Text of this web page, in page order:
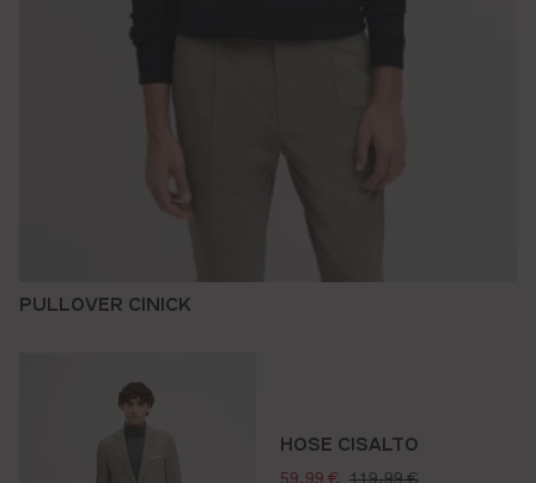
PULLOVER CINICK
HOSE CISALTO
verkaufspreis:
59,99 € regulärer preis:
119,99 €